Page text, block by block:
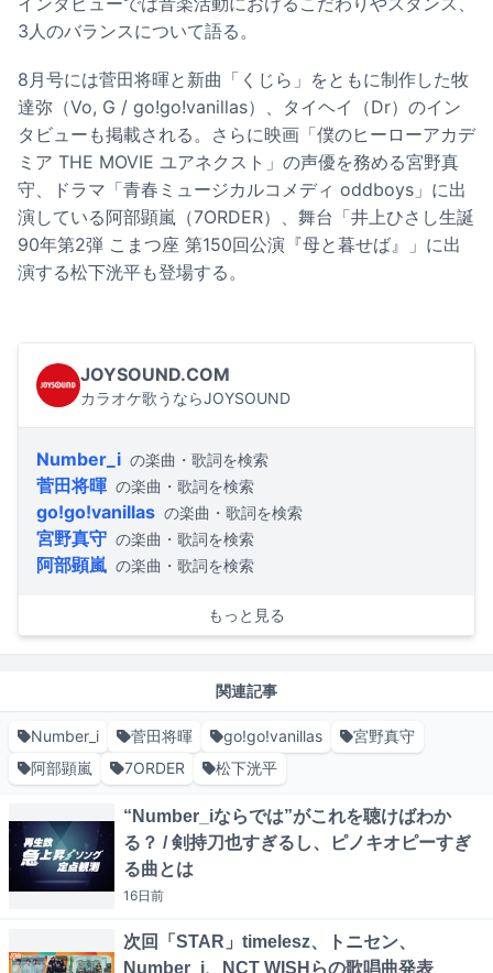
3人のバランスについて語る。
8月号には菅田将暉と新曲「くじら」をともに制作した牧
達弥（Vo, G / go!go!vanillas）、タイヘイ（Dr）のイン
タビューも掲載される。さらに映画「僕のヒーローアカデ
ミア THE MOVIE ユアネクスト」の声優を務める宮野真
守、ドラマ「青春ミュージカルコメディ oddboys」に出
演している阿部顕嵐（7ORDER）、舞台「井上ひさし生誕
90年第2弾 こまつ座 第150回公演『母と暮せば』」に出
演する松下洸平も登場する。
JOYSOUND.COM
カラオケ歌うならJOYSOUND
Number_i の楽曲・歌詞を検索
菅田将暉 の楽曲・歌詞を検索
go!go!vanillas の楽曲・歌詞を検索
宮野真守 の楽曲・歌詞を検索
阿部顕嵐 の楽曲・歌詞を検索
もっと見る
関連記事
Number_i 菅田将暉 go!go!vanillas
宮野真守
阿部顕嵐
7ORDER 松下洸平
“Number_iならでは”がこれを聴けばわか
る？ / 剣持刀也すぎるし、ピノキオピーすぎ
る曲とは
16日前
次回「STAR」timelesz、トニセン、
Number_i、NCT WISHらの歌唱曲発表